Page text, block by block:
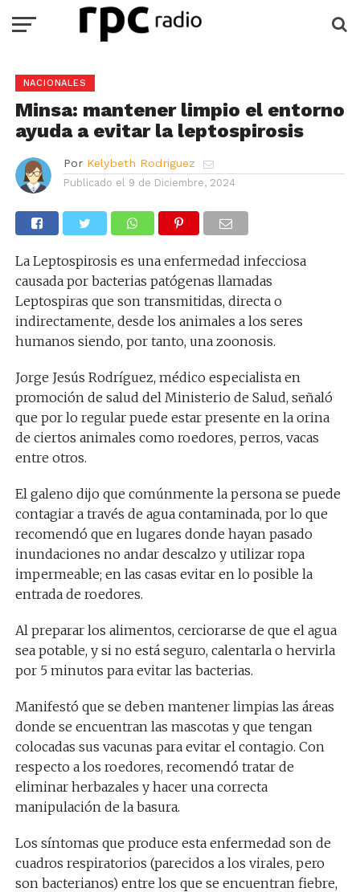
NACIONALES
Minsa: mantener limpio el entorno
ayuda a evitar la leptospirosis
Por Kelybeth Rodriguez
Publicado el 9 de Diciembre, 2024
La Leptospirosis es una enfermedad infecciosa
causada por bacterias patógenas llamadas
Leptospiras que son transmitidas, directa o
indirectamente, desde los animales a los seres
humanos siendo, por tanto, una zoonosis.
Jorge Jesús Rodríguez, médico especialista en
promoción de salud del Ministerio de Salud, señaló
que por lo regular puede estar presente en la orina
de ciertos animales como roedores, perros, vacas
entre otros.
El galeno dijo que comúnmente la persona se puede
contagiar a través de agua contaminada, por lo que
recomendó que en lugares donde hayan pasado
inundaciones no andar descalzo y utilizar ropa
impermeable; en las casas evitar en lo posible la
entrada de roedores.
Al preparar los alimentos, cerciorarse de que el agua
sea potable, y si no está seguro, calentarla o hervirla
por 5 minutos para evitar las bacterias.
Manifestó que se deben mantener limpias las áreas
donde se encuentran las mascotas y que tengan
colocadas sus vacunas para evitar el contagio. Con
respecto a los roedores, recomendó tratar de
eliminar herbazales y hacer una correcta
manipulación de la basura.
Los síntomas que produce esta enfermedad son de
cuadros respiratorios (parecidos a los virales, pero
son bacterianos) entre los que se encuentran fiebre,